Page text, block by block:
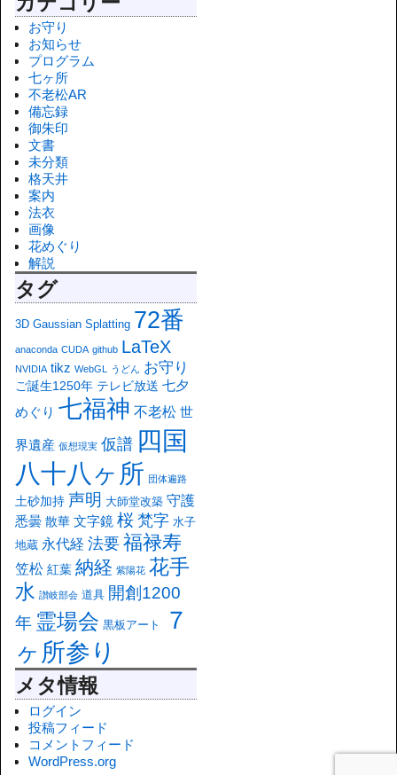
お守り
お知らせ
プログラム
七ヶ所
不老松AR
備忘録
御朱印
文書
未分類
格天井
案内
法衣
画像
花めぐり
解説
タグ
3D Gaussian Splatting 72番
anaconda CUDA github LaTeX
NVIDIA tikz WebGL うどん お守り
ご誕生1250年 テレビ放送 七夕
めぐり 七福神 不老松 世
界遺産 仮想現実 仮譜 四国
八十八ヶ所 団体遍路
土砂加持 声明 大師堂改築 守護
悉曇 散華 文字鏡 桜 梵字 水子
地蔵 永代経 法要 福禄寿
笠松 紅葉 納経 紫陽花 花手
水 讃岐部会 道具 開創1200
年 霊場会 黒板アート
７
ヶ所参り
メタ情報
ログイン
投稿フィード
コメントフィード
WordPress.org